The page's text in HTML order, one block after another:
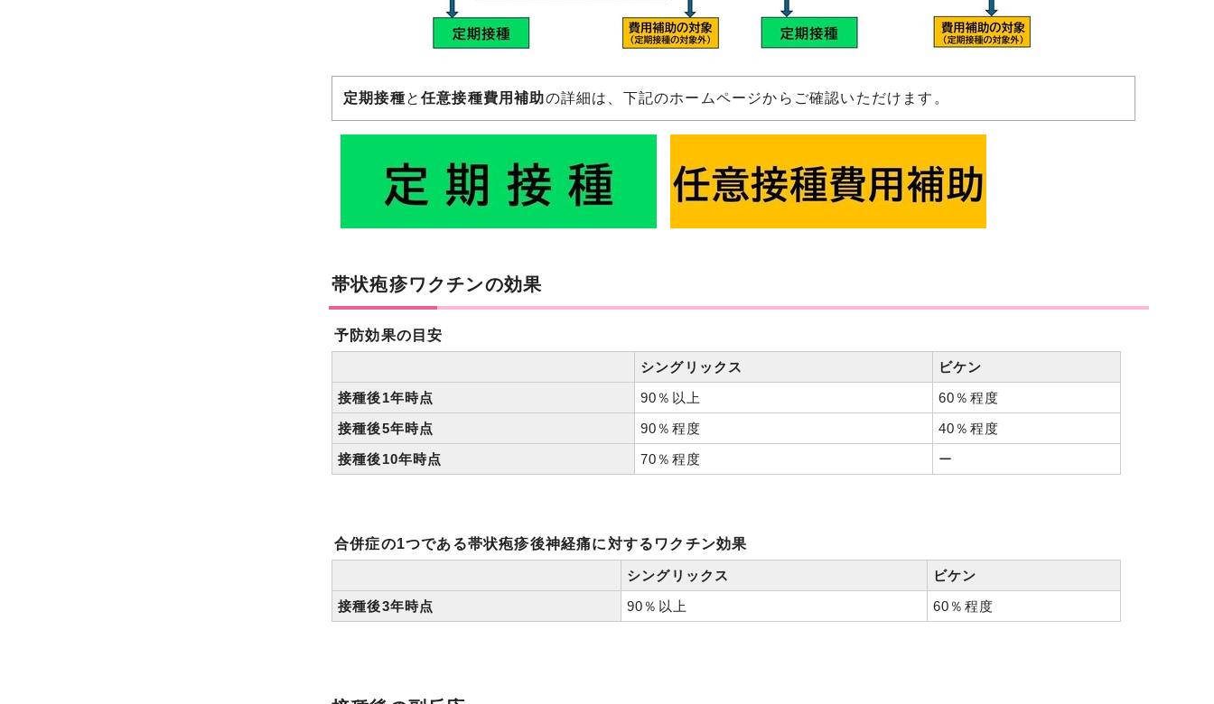
定期接種と任意接種費用補助の詳細は、下記のホームページからご確認いただけます。
帯状疱疹ワクチンの効果
予防効果の目安
シングリックス
ビケン
接種後1年時点
90％以上
60％程度
接種後5年時点
90％程度
40％程度
接種後10年時点
70％程度 ー
合併症の1つである帯状疱疹後神経痛に対するワクチン効果
シングリックス
ビケン
接種後3年時点
90％以上 60％程度